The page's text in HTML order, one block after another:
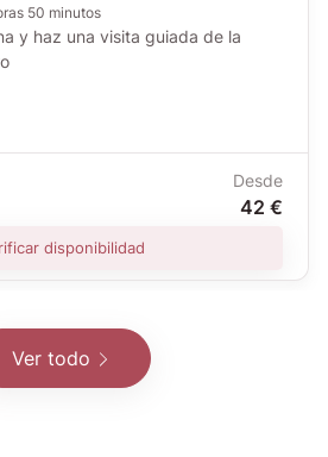
50 minutos
y haz una visita guiada de la
Desde
42 €
disponibilidad
Ver todo